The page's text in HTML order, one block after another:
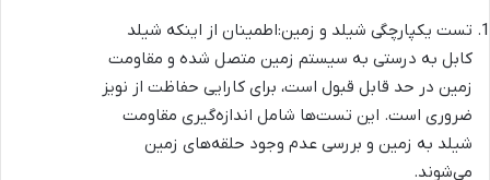
تست یکپارچگی شیلد و زمین:اطمینان از اینکه شیلد
کابل به درستی به سیستم زمین متصل شده و مقاومت
زمین در حد قابل قبول است، برای کارایی حفاظت از نویز
ضروری است. این تست‌ها شامل اندازه‌گیری مقاومت
شیلد به زمین و بررسی عدم وجود حلقه‌های زمین
می‌شوند.